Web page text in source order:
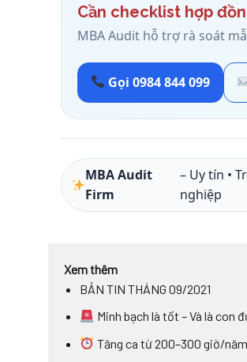
Cần checklist hợp
MBA Audit hỗ trợ rà soát
Gọi 0984 844 099
MBA Audit
Firm
– Uy tín •
nghiệp
Xem thêm
BẢN TIN THÁNG 09/2021
Minh bạch là tốt – Và là con
Tăng ca từ 200–300 giờ/năm